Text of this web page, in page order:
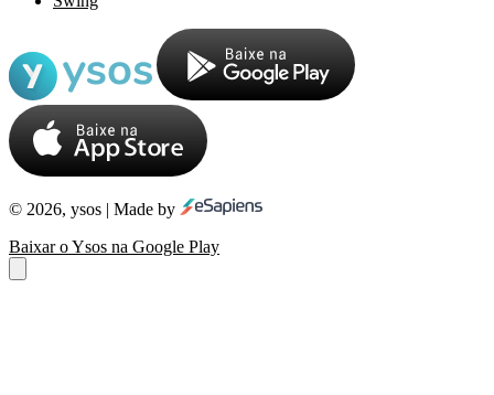
© 2026, ysos | Made by
Baixar o Ysos na Google Play